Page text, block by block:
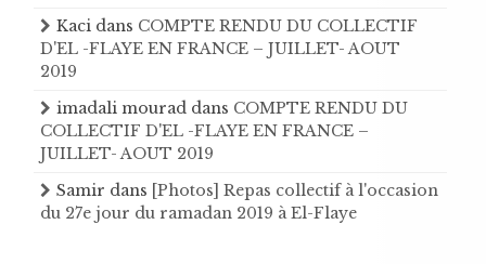
Kaci dans COMPTE RENDU DU COLLECTIF
D'EL -FLAYE EN FRANCE – JUILLET- AOUT
2019
imadali mourad dans COMPTE RENDU DU
COLLECTIF D'EL -FLAYE EN FRANCE –
JUILLET- AOUT 2019
Samir dans [Photos] Repas collectif à l'occasion
du 27e jour du ramadan 2019 à El-Flaye